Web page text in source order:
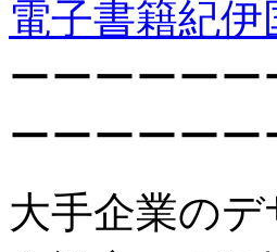
電子書籍紀伊
ーーーーー
ーーーーーー
大手企業の